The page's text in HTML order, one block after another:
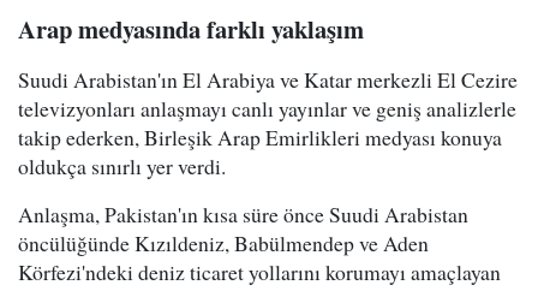
Arap medyasında farklı yaklaşım
Suudi Arabistan'ın El Arabiya ve Katar merkezli El Cezire
televizyonları anlaşmayı canlı yayınlar ve geniş analizlerle
takip ederken, Birleşik Arap Emirlikleri medyası konuya
oldukça sınırlı yer verdi.
Anlaşma, Pakistan'ın kısa süre önce Suudi Arabistan
öncülüğünde Kızıldeniz, Babülmendep ve Aden
Körfezi'ndeki deniz ticaret yollarını korumayı amaçlayan